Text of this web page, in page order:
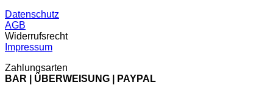
Datenschutz
AGB
Widerrufsrecht
Impressum
Zahlungsarten
BAR | ÜBERWEISUNG | PAYPAL